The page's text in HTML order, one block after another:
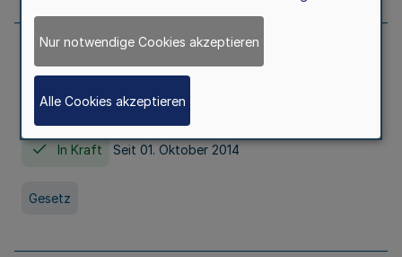
Gesetz über die Hochschulen des Landes
Nordrhein-Westfalen (Hochschulgesetz -
HG)
In Kraft Seit 01. Oktober 2014
Gesetz
Nur notwendige Cookies akzeptieren
Alle Cookies akzeptieren